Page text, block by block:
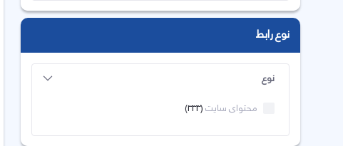
نوع رابط
نوع
محتوای سایت(333)